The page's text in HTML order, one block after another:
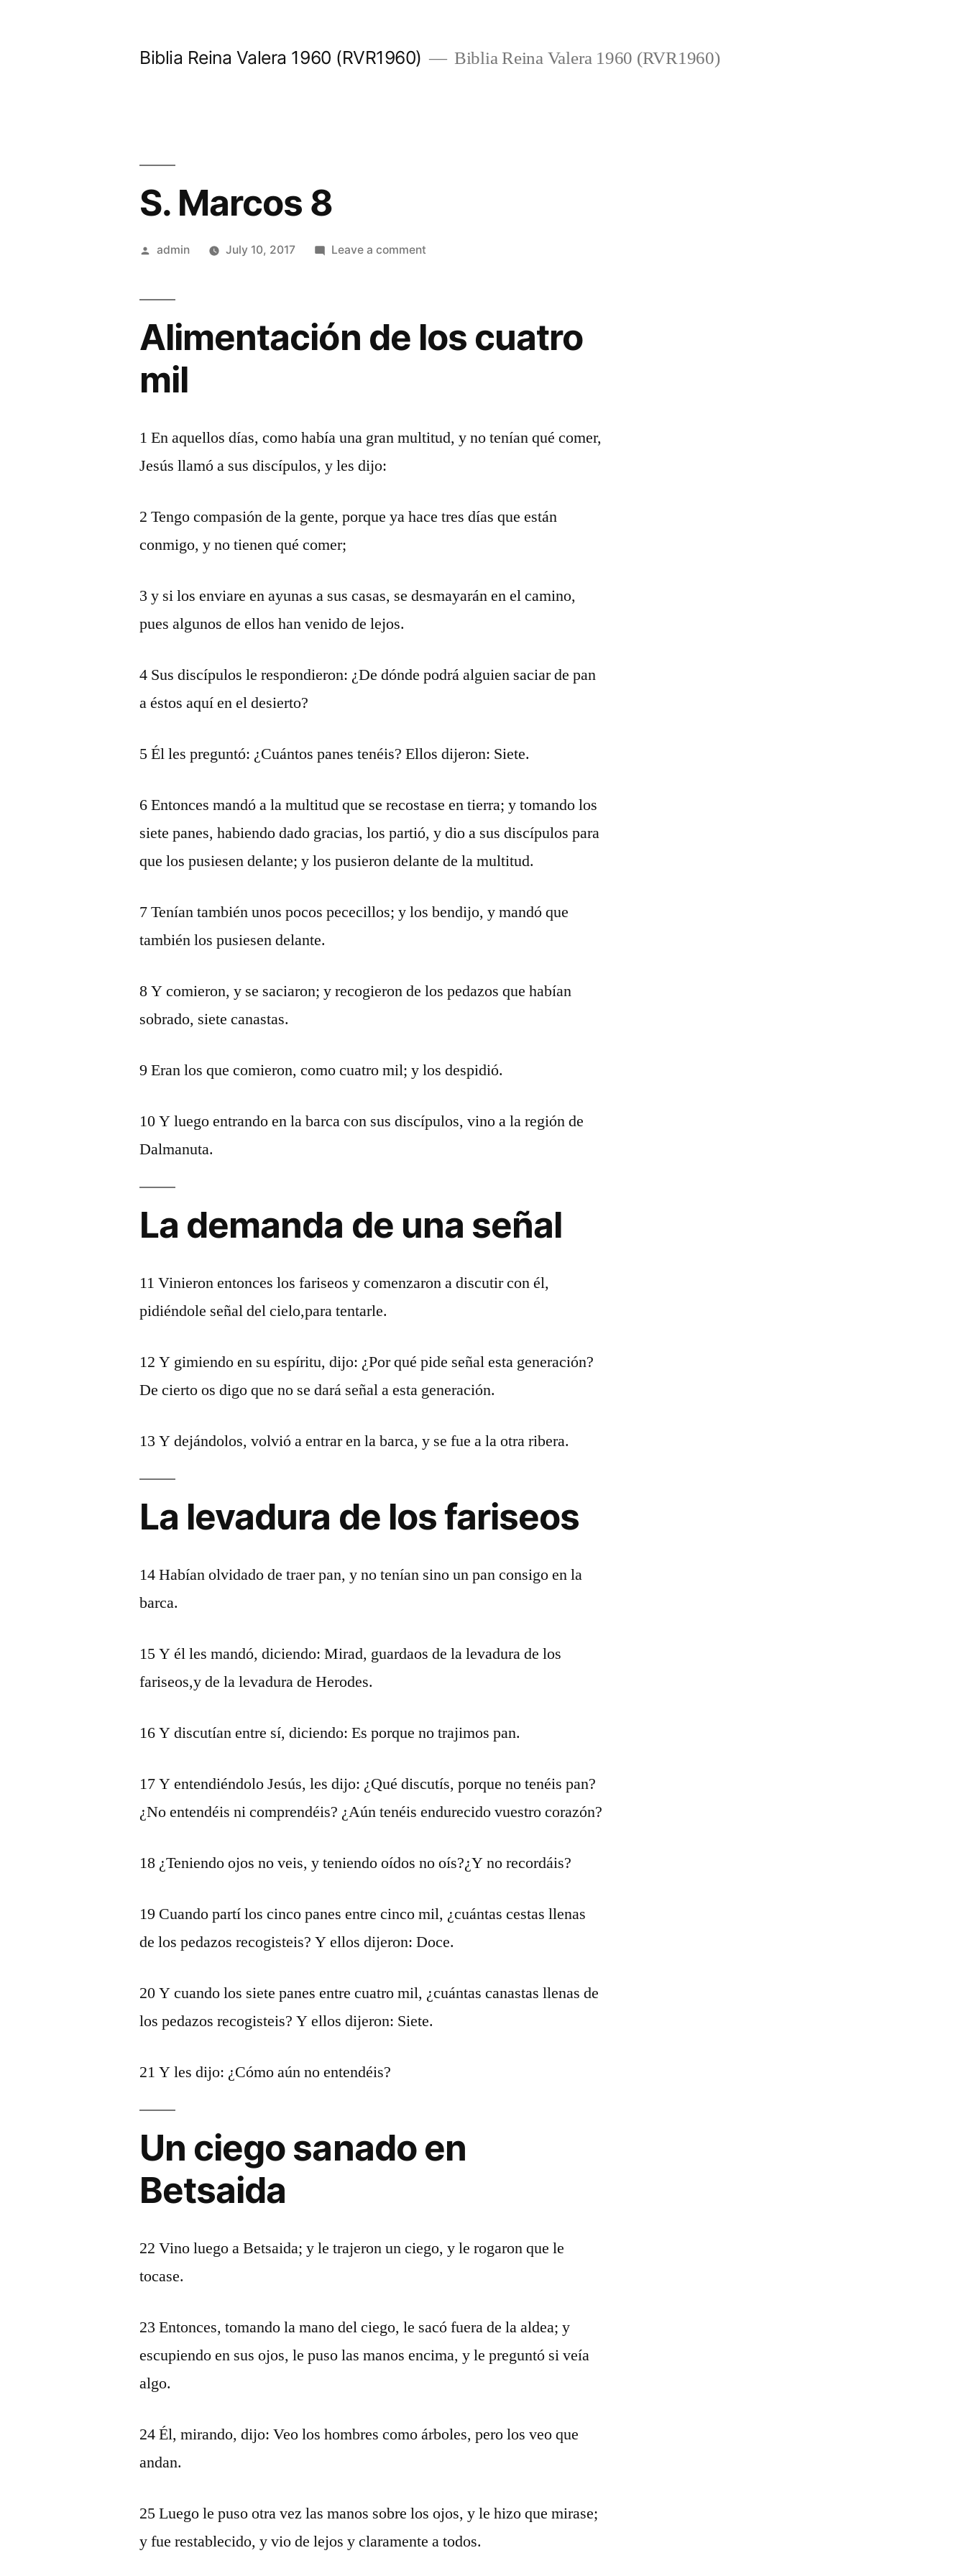
Biblia Reina Valera 1960 (RVR1960) Biblia Reina Valera 1960 (RVR1960)
S. Marcos 8
Posted
admin July 10, 2017 Leave a commenton
Alimentación de los cuatro
mil
1 En aquellos días, como había una gran multitud, y no tenían qué comer,
Jesús llamó a sus discípulos, y les dijo:
2 Tengo compasión de la gente, porque ya hace tres días que están
conmigo, y no tienen qué comer;
3 y si los enviare en ayunas a sus casas, se desmayarán en el camino,
pues algunos de ellos han venido de lejos.
4 Sus discípulos le respondieron: ¿De dónde podrá alguien saciar de pan
a éstos aquí en el desierto?
5 Él les preguntó: ¿Cuántos panes tenéis? Ellos dijeron: Siete.
6 Entonces mandó a la multitud que se recostase en tierra; y tomando los
siete panes, habiendo dado gracias, los partió, y dio a sus discípulos para
que los pusiesen delante; y los pusieron delante de la multitud.
7 Tenían también unos pocos pececillos; y los bendijo, y mandó que
también los pusiesen delante.
8 Y comieron, y se saciaron; y recogieron de los pedazos que habían
sobrado, siete canastas.
9 Eran los que comieron, como cuatro mil; y los despidió.
10 Y luego entrando en la barca con sus discípulos, vino a la región de
Dalmanuta.
La demanda de una señal
11 Vinieron entonces los fariseos y comenzaron a discutir con él,
pidiéndole señal del cielo,para tentarle.
12 Y gimiendo en su espíritu, dijo: ¿Por qué pide señal esta generación?
De cierto os digo que no se dará señal a esta generación.
13 Y dejándolos, volvió a entrar en la barca, y se fue a la otra ribera.
La levadura de los fariseos
14 Habían olvidado de traer pan, y no tenían sino un pan consigo en la
barca.
15 Y él les mandó, diciendo: Mirad, guardaos de la levadura de los
fariseos,y de la levadura de Herodes.
16 Y discutían entre sí, diciendo: Es porque no trajimos pan.
17 Y entendiéndolo Jesús, les dijo: ¿Qué discutís, porque no tenéis pan?
¿No entendéis ni comprendéis? ¿Aún tenéis endurecido vuestro corazón?
18 ¿Teniendo ojos no veis, y teniendo oídos no oís?¿Y no recordáis?
19 Cuando partí los cinco panes entre cinco mil, ¿cuántas cestas llenas
de los pedazos recogisteis? Y ellos dijeron: Doce.
20 Y cuando los siete panes entre cuatro mil, ¿cuántas canastas llenas de
los pedazos recogisteis? Y ellos dijeron: Siete.
21 Y les dijo: ¿Cómo aún no entendéis?
Un ciego sanado en
Betsaida
22 Vino luego a Betsaida; y le trajeron un ciego, y le rogaron que le
tocase.
23 Entonces, tomando la mano del ciego, le sacó fuera de la aldea; y
escupiendo en sus ojos, le puso las manos encima, y le preguntó si veía
algo.
24 Él, mirando, dijo: Veo los hombres como árboles, pero los veo que
andan.
25 Luego le puso otra vez las manos sobre los ojos, y le hizo que mirase;
y fue restablecido, y vio de lejos y claramente a todos.